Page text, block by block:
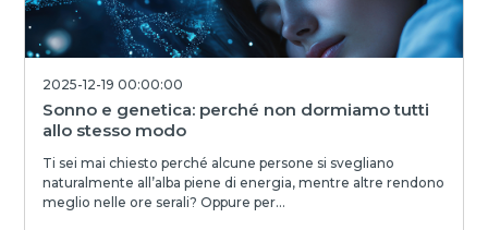
2025-12-19 00:00:00
Sonno e genetica: perché non dormiamo tutti
allo stesso modo
Ti sei mai chiesto perché alcune persone si svegliano
naturalmente all’alba piene di energia, mentre altre rendono
meglio nelle ore serali? Oppure per...